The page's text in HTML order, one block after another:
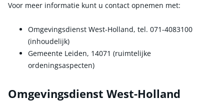
Voor meer informatie kunt u contact opnemen met:
Omgevingsdienst West-Holland, tel. 071-4083100
(inhoudelijk)
Gemeente Leiden, 14071 (ruimtelijke
ordeningsaspecten)
Omgevingsdienst West-Holland